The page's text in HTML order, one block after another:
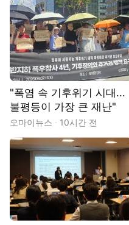
"폭염 속 기후위기 시대...
불평등이 가장 큰 재난"
오마이뉴스 10시간 전